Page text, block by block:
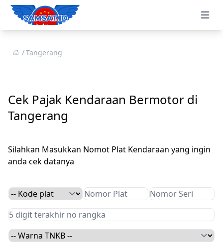
Open
Tangerang
Cek Pajak Kendaraan Bermotor di
Tangerang
Silahkan Masukkan Nomot Plat Kendaraan yang ingin
anda cek datanya